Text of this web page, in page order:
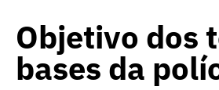
Objetivo dos
bases da